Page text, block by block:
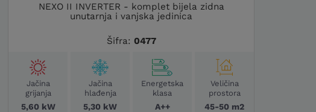
NEXO II INVERTER - komplet bijela zidna
unutarnja i vanjska jedinica
Šifra: 0477
Jačina
grijanja
5,60 kW
Jačina
hlađenja
5,30 kW
Energetska
klasa
A++
Veličina
prostora
45-50 m2